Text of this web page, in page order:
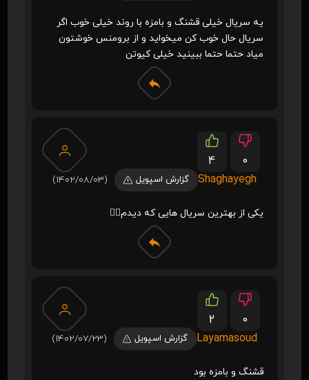
یه سریال خیلی قشنگ و بامزه با روند خیلی خوب اگر
سریال حال خوب کن میخواید و از برومنس خوشتون
میاد حتما حتما ببینید خیلی کیوتن
4
0
Shaghayegh
گزارش اسپویل (1402/08/03)
یکی از بهترین سریال هایی که دیدم👌🏻
2
0
Layamasoud
گزارش اسپویل (1402/07/23)
قشنگ و بامزه بود